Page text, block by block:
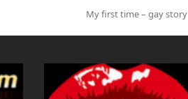
next
post:
My first time – gay story